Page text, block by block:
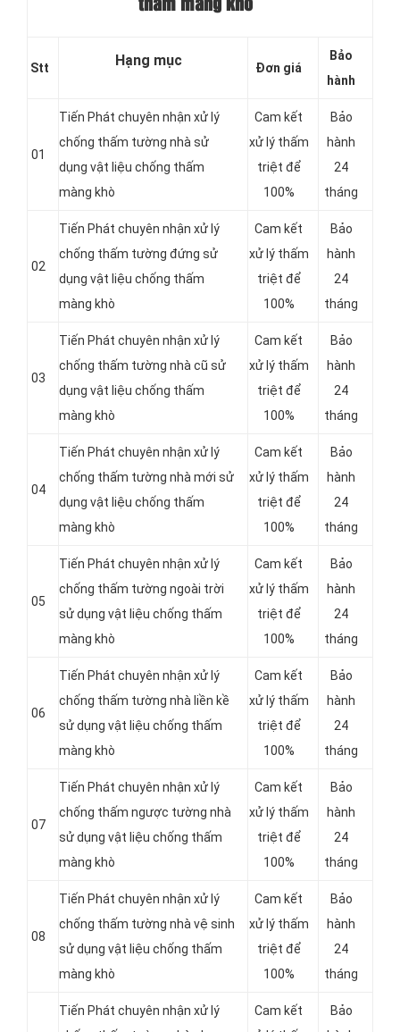
thấm màng khò
Stt Hạng mục Đơn giá
Bảo
hành
01
Tiến Phát chuyên nhận xử lý
chống thấm tường nhà sử
dụng vật liệu chống thấm
màng khò
Cam kết
xử lý thấm
triệt để
100%
Bảo
hành
24
tháng
02
Tiến Phát chuyên nhận xử lý
chống thấm tường đứng sử
dụng vật liệu chống thấm
màng khò
Cam kết
xử lý thấm
triệt để
100%
Bảo
hành
24
tháng
03
Tiến Phát chuyên nhận xử lý
chống thấm tường nhà cũ sử
dụng vật liệu chống thấm
màng khò
Cam kết
xử lý thấm
triệt để
100%
Bảo
hành
24
tháng
04
Tiến Phát chuyên nhận xử lý
chống thấm tường nhà mới sử
dụng vật liệu chống thấm
màng khò
Cam kết
xử lý thấm
triệt để
100%
Bảo
hành
24
tháng
05
Tiến Phát chuyên nhận xử lý
chống thấm tường ngoài trời
sử dụng vật liệu chống thấm
màng khò
Cam kết
xử lý thấm
triệt để
100%
Bảo
hành
24
tháng
06
Tiến Phát chuyên nhận xử lý
chống thấm tường nhà liền kề
sử dụng vật liệu chống thấm
màng khò
Cam kết
xử lý thấm
triệt để
100%
Bảo
hành
24
tháng
07
Tiến Phát chuyên nhận xử lý
chống thấm ngược tường nhà
sử dụng vật liệu chống thấm
màng khò
Cam kết
xử lý thấm
triệt để
100%
Bảo
hành
24
tháng
08
Tiến Phát chuyên nhận xử lý
chống thấm tường nhà vệ sinh
sử dụng vật liệu chống thấm
màng khò
Cam kết
xử lý thấm
triệt để
100%
Bảo
hành
24
tháng
Tiến Phát chuyên nhận xử lý
Cam kết
Bảo